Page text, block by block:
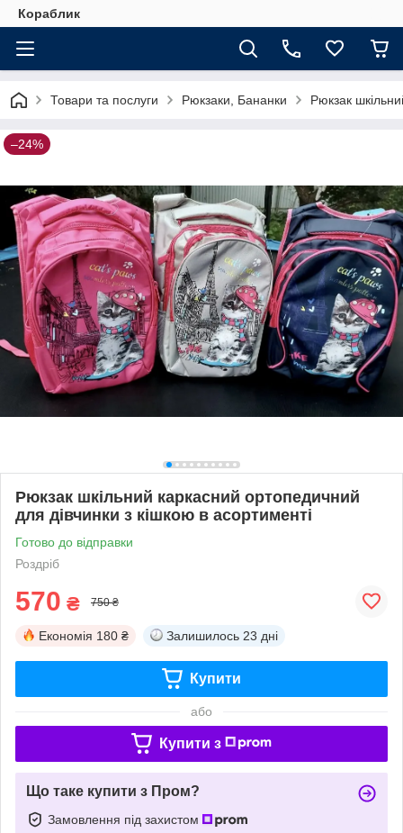
Кораблик
Товари та послуги Рюкзаки, Бананки Рюкзак
–24%
Рюкзак шкільний каркасний ортопедичний
для дівчинки з кішкою в асортименті
Готово до відправки
Роздріб
570 ₴ 750 ₴
Економія 180 ₴ Залишилось 23 дні
Купити
або
Купити з
Що таке купити з Пром?
Замовлення під захистом